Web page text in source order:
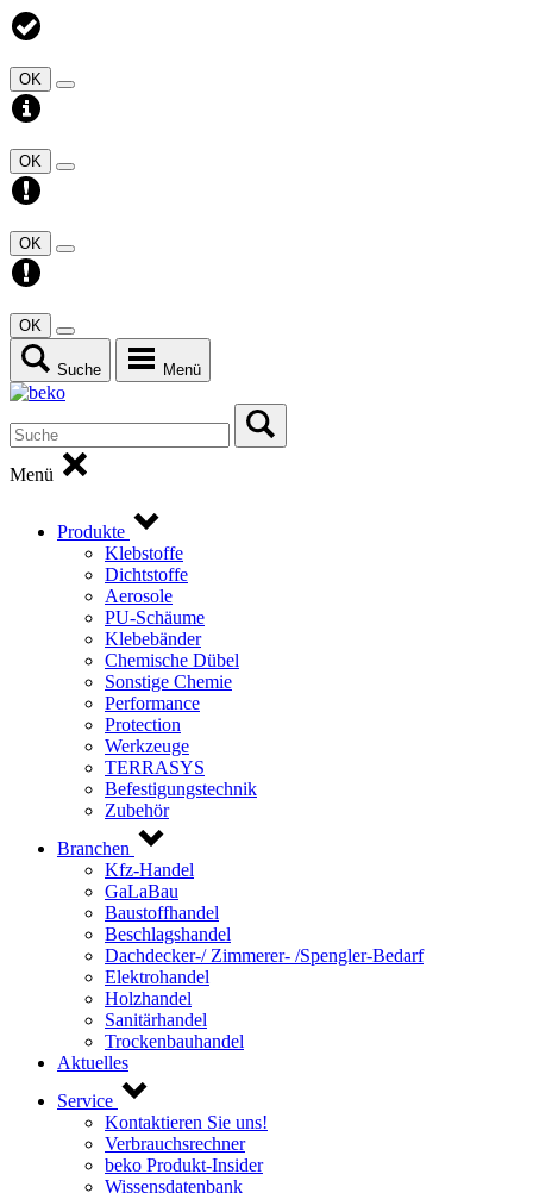
OK
OK
OK
OK
Suche Menü
Menü
Produkte
Klebstoffe
Dichtstoffe
Aerosole
PU-Schäume
Klebebänder
Chemische Dübel
Sonstige Chemie
Performance
Protection
Werkzeuge
TERRASYS
Befestigungstechnik
Zubehör
Branchen
Kfz-Handel
GaLaBau
Baustoffhandel
Beschlagshandel
Dachdecker-/ Zimmerer- /Spengler-Bedarf
Elektrohandel
Holzhandel
Sanitärhandel
Trockenbauhandel
Aktuelles
Service
Kontaktieren Sie uns!
Verbrauchsrechner
beko Produkt-Insider
Wissensdatenbank